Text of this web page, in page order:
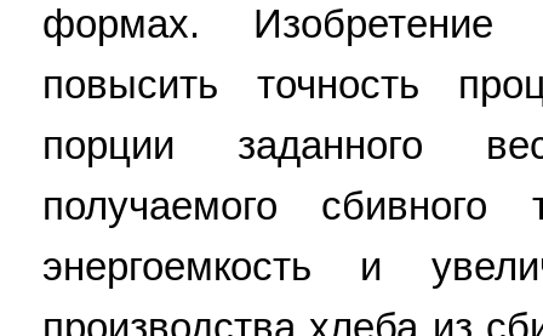
формах. Изобретение
повысить точность
порции заданного
получаемого
энергоемкость и
производства хлеба из